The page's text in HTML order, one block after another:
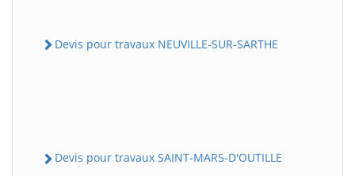
Devis pour travaux NEUVILLE-SUR-SARTHE
Devis pour travaux SAINT-MARS-D'OUTILLE